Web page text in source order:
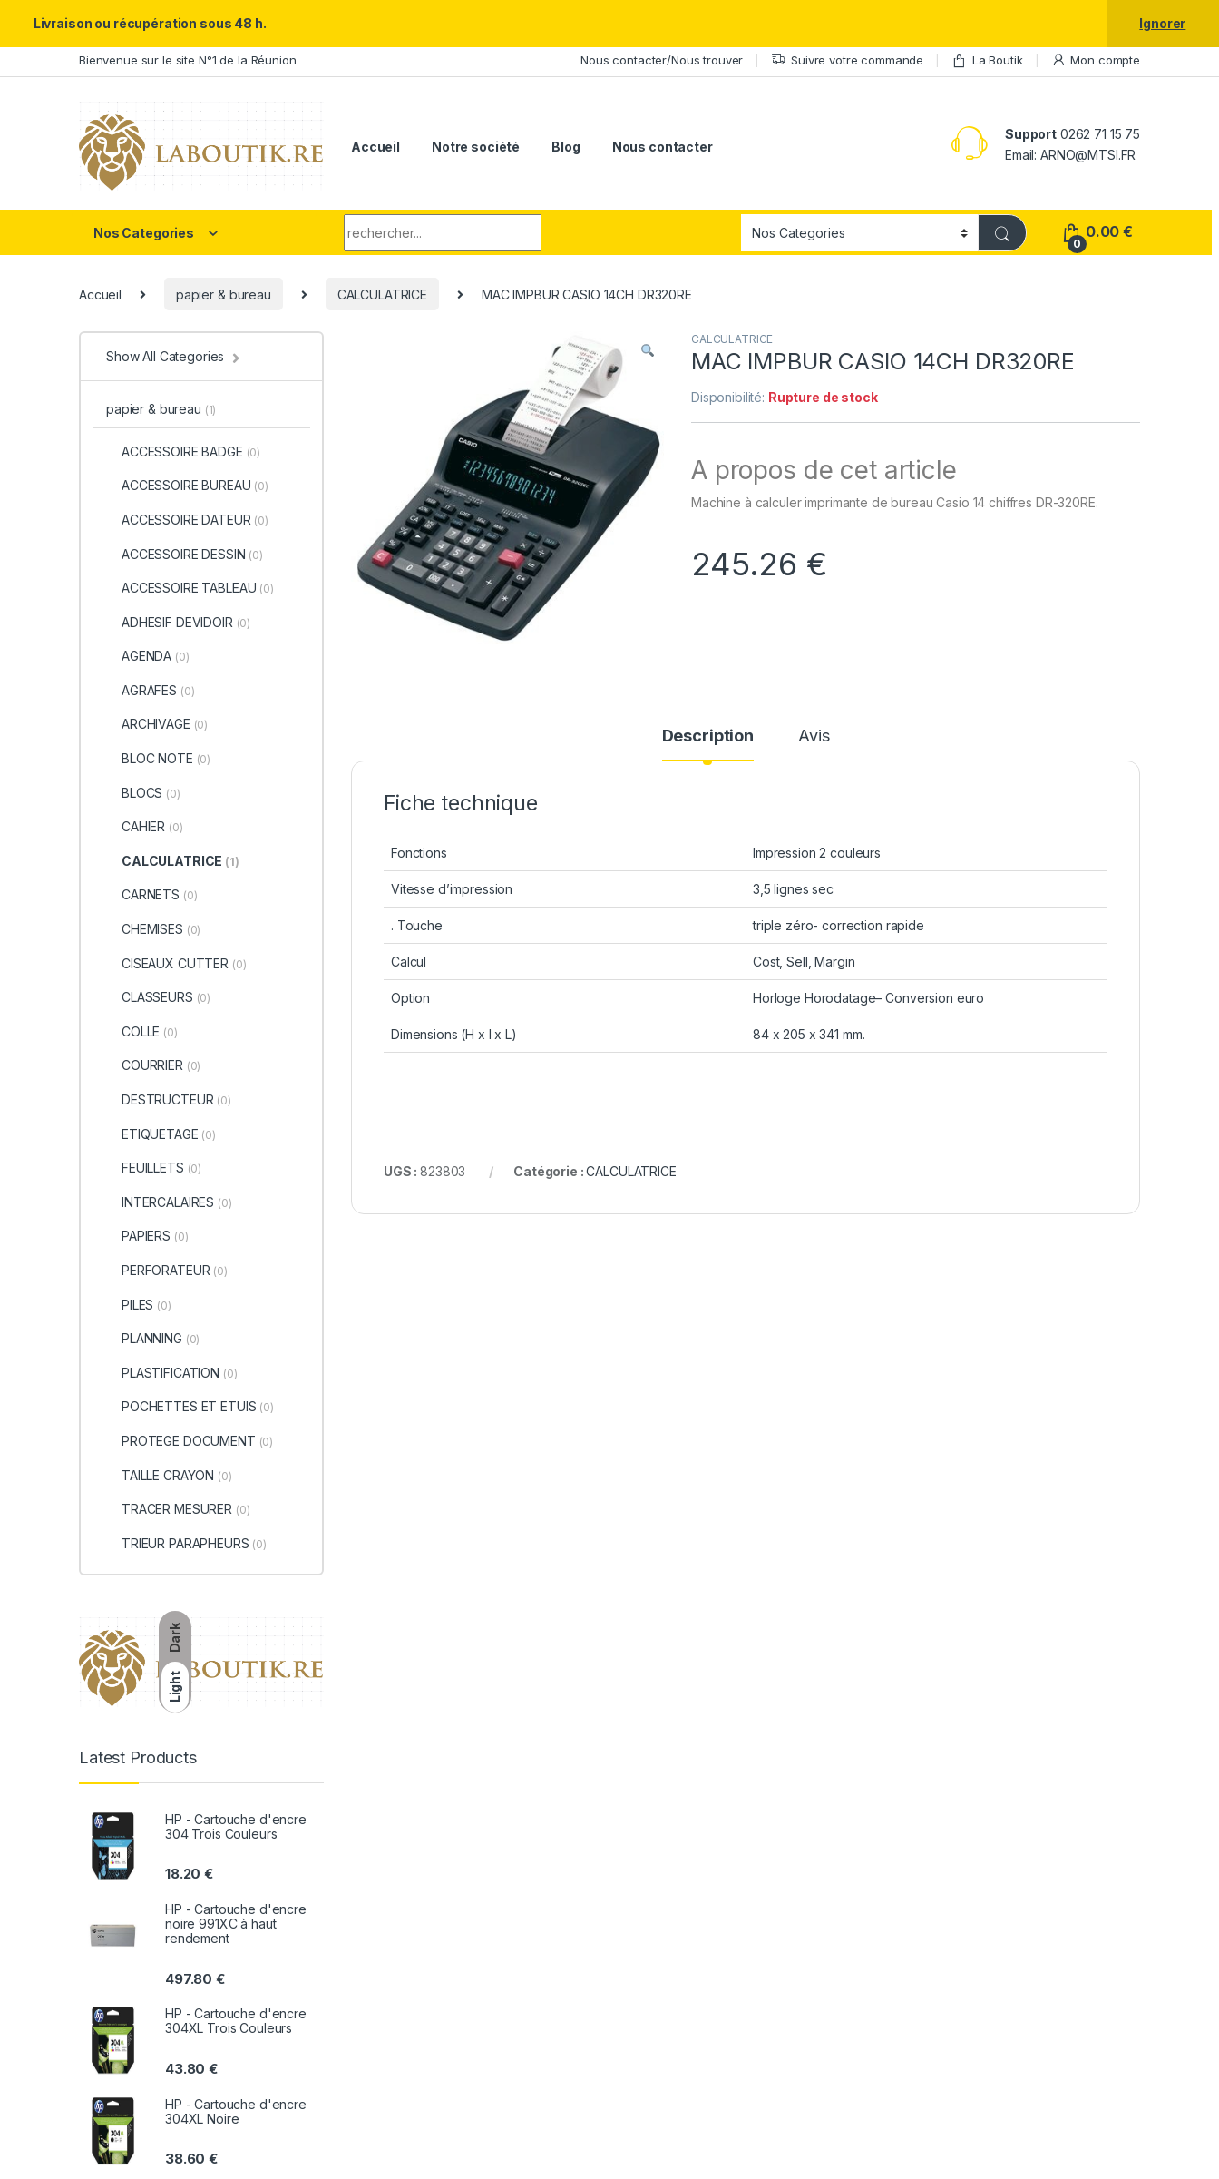
Dark
Light
Skip to navigation
Skip to contentBienvenue sur le site N°1 de la Réunion Nous contacter/Nous trouver Suivre votre commande La Boutik Mon compte
Accueil Notre société Blog Nous contacter
Support0262 71 15 75
Email: ARNO@MTSI.FR
Nos Categories
0
0.00€
Accueil papier & bureau CALCULATRICE MAC IMPBUR CASIO 14CH DR320RE
CALCULATRICE
MAC IMPBUR CASIO 14CH DR320RE
Disponibilité: Rupture de stock
A propos de cet article
Machine à calculer imprimante de bureau Casio 14 chiffres DR-320RE.
245.26 €
Description Avis
Fiche technique
Fonctions Impression 2 couleurs
Vitesse d’impression 3,5 lignes sec
. Touche triple zéro- correction rapide
Calcul Cost, Sell, Margin
Option Horloge Horodatage– Conversion euro
Dimensions (H x l x L) 84 x 205 x 341 mm.
UGS :823803 Catégorie :CALCULATRICE
Show All Categories
papier & bureau (1)
ACCESSOIRE BADGE (0)
ACCESSOIRE BUREAU (0)
ACCESSOIRE DATEUR (0)
ACCESSOIRE DESSIN (0)
ACCESSOIRE TABLEAU (0)
ADHESIF DEVIDOIR (0)
AGENDA (0)
AGRAFES (0)
ARCHIVAGE (0)
BLOC NOTE (0)
BLOCS (0)
CAHIER (0)
CALCULATRICE (1)
CARNETS (0)
CHEMISES (0)
CISEAUX CUTTER (0)
CLASSEURS (0)
COLLE (0)
COURRIER (0)
DESTRUCTEUR (0)
ETIQUETAGE (0)
FEUILLETS (0)
INTERCALAIRES (0)
PAPIERS (0)
PERFORATEUR (0)
PILES (0)
PLANNING (0)
PLASTIFICATION (0)
POCHETTES ET ETUIS (0)
PROTEGE DOCUMENT (0)
TAILLE CRAYON (0)
TRACER MESURER (0)
TRIEUR PARAPHEURS (0)
Latest Products
HP - Cartouche d'encre
304 Trois Couleurs
18.20€
HP - Cartouche d'encre
noire 991XC à haut
rendement
497.80€
HP - Cartouche d'encre
304XL Trois Couleurs
43.80€
HP - Cartouche d'encre
304XL Noire
38.60€
Livraison ou récupération sous 48 h. Ignorer